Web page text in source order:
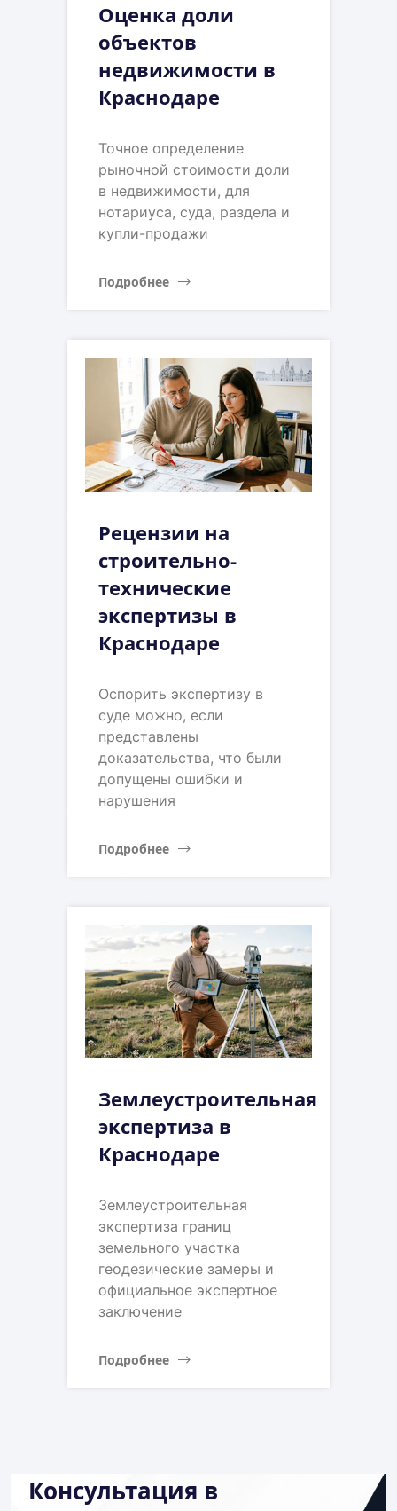
Оценка доли
объектов
недвижимости в
Краснодаре
Точное определение
рыночной стоимости доли
в недвижимости, для
нотариуса, суда, раздела и
купли-продажи
Подробнее
Рецензии на
строительно-
технические
экспертизы в
Краснодаре
Оспорить экспертизу в
суде можно, если
представлены
доказательства, что были
допущены ошибки и
нарушения
Подробнее
Землеустроительная
экспертиза в
Краснодаре
Землеустроительная
экспертиза границ
земельного участка
геодезические замеры и
официальное экспертное
заключение
Подробнее
Консультация в